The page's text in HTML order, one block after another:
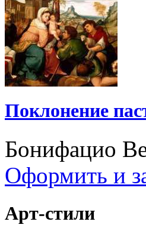
Поклонение
Бонифацио
Оформить и
Арт-стили